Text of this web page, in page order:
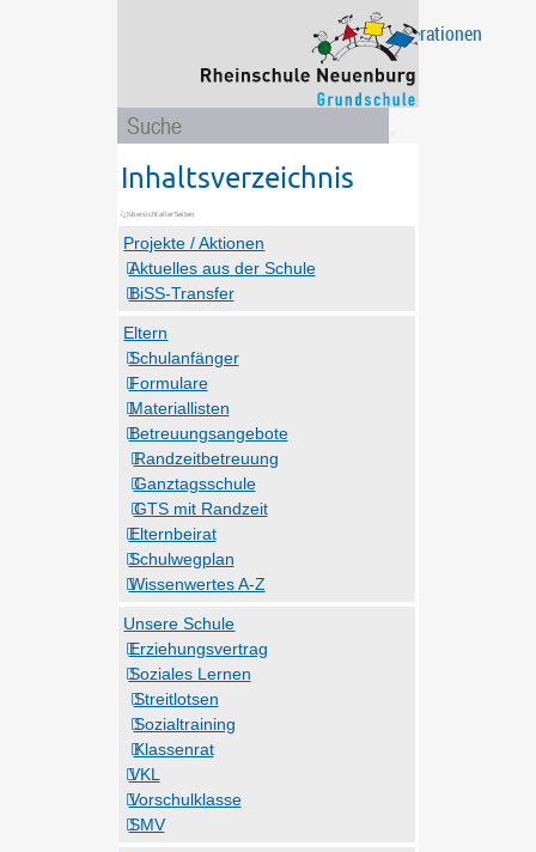
Ganztagsschule
Das
sind
wir
Kooperationen
Inhaltsverzeichnis
Projekte / Aktionen
Aktuelles aus der Schule
BiSS-Transfer
Eltern
Schulanfänger
Formulare
Materiallisten
Betreuungsangebote
Randzeitbetreuung
Ganztagsschule
GTS mit Randzeit
Elternbeirat
Schulwegplan
Wissenwertes A-Z
Unsere Schule
Erziehungsvertrag
Soziales Lernen
Streitlotsen
Sozialtraining
Klassenrat
VKL
Vorschulklasse
SMV